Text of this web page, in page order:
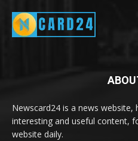
Newscard24 is a news
interesting and useful content,
website daily.